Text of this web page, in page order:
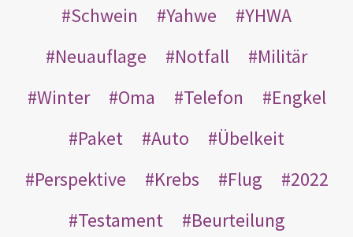
Schwein
Yahwe
YHWA
Neuauflage
Notfall
Militär
Winter
Oma Telefon
Engkel
Paket
Auto
Übelkeit
Perspektive
Krebs Flug
2022
Testament
Beurteilung